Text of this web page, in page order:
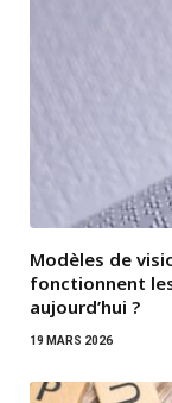
Modèles de
fonctionnent
aujourd’hui ?
19 MARS 2026